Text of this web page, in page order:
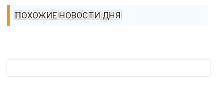
ПОХОЖИЕ НОВОСТИ ДНЯ